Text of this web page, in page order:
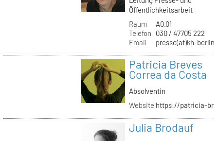
Öffentlichkeitsarbeit
Raum
A0.01
Telefon
030 / 47705 222
Email
presse(at)kh-
Patricia Breves
Correa da Costa
Absolventin
Website https://patricia-
Julia Brodauf